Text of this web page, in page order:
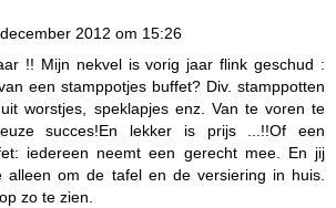
2012 om 15:26
!! Mijn nekvel is vorig jaar flink geschud :
een stamppotjes buffet? Div. stamppotten
worstjes, speklapjes enz. Van te voren te
succes!En lekker is prijs ...!!Of een
iedereen neemt een gerecht mee. En jij
alleen om de tafel en de versiering in huis.
zo te zien.